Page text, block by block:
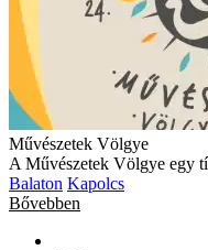
Művészetek Völgye
A Művészetek Völgye egy
Balaton Kapolcs
Bővebben